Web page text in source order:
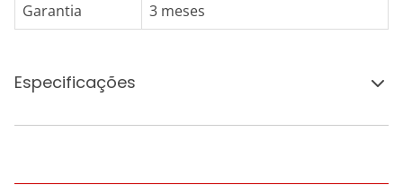
Garantia
3 meses
Especificações